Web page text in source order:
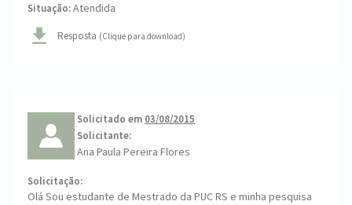
Situação:Atendida
Resposta (Clique para download)
Solicitado em 03/08/2015
Solicitante:
Ana Paula Pereira Flores
Solicitação:
Olá Sou estudante de Mestrado da PUC RS e minha pesquisa